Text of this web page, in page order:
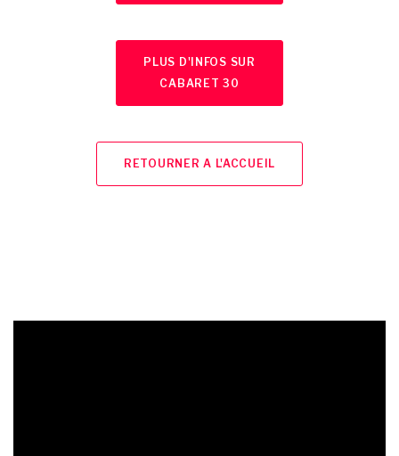
PLUS D'INFOS SUR
CABARET 30
RETOURNER A L'ACCUEIL